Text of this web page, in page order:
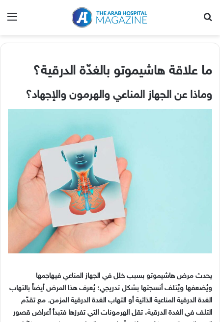
ما علاقة هاشيموتو بالغدّة الدرقية؟
وماذا عن الجهاز المناعي والهرمون والإجهاد؟
يحدث مرض هاشيموتو بسبب خلل في الجهاز المناعي فيهاجمها
ويُضعفها ويُتلف أنسجتها بشكل تدريجي؛ يُعرف هذا المرض أيضاً بالتهاب
الغدة الدرقية المناعية الذاتية أو التهاب الغدة الدرقية المزمن. مع تقدّم
التلف في الغدة الدرقية، تقل الهرمونات التي تفرزها فتبدأ أعراض قصور